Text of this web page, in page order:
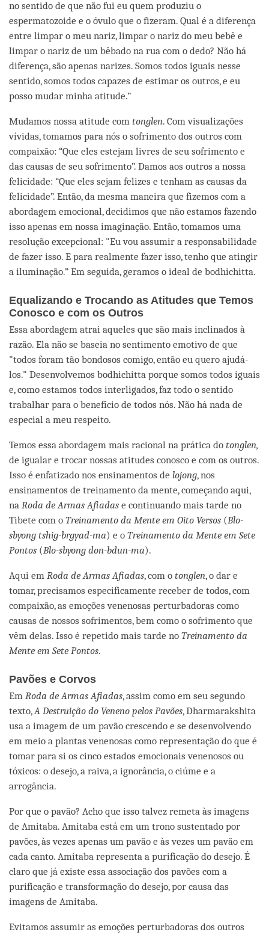
no sentido de que não fui eu quem produziu o
espermatozoide e o óvulo que o fizeram. Qual é a diferença
entre limpar o meu nariz, limpar o nariz do meu bebê e
limpar o nariz de um bêbado na rua com o dedo? Não há
diferença, são apenas narizes. Somos todos iguais nesse
sentido, somos todos capazes de estimar os outros, e eu
posso mudar minha atitude.”
Mudamos nossa atitude com tonglen. Com visualizações
vívidas, tomamos para nós o sofrimento dos outros com
compaixão: “Que eles estejam livres de seu sofrimento e
das causas de seu sofrimento”. Damos aos outros a nossa
felicidade: “Que eles sejam felizes e tenham as causas da
felicidade”. Então, da mesma maneira que fizemos com a
abordagem emocional, decidimos que não estamos fazendo
isso apenas em nossa imaginação. Então, tomamos uma
resolução excepcional: "Eu vou assumir a responsabilidade
de fazer isso. E para realmente fazer isso, tenho que atingir
a iluminação.” Em seguida, geramos o ideal de bodhichitta.
Equalizando e Trocando as Atitudes que Temos
Conosco e com os Outros
Essa abordagem atrai aqueles que são mais inclinados à
razão. Ela não se baseia no sentimento emotivo de que
"todos foram tão bondosos comigo, então eu quero ajudá-
los." Desenvolvemos bodhichitta porque somos todos iguais
e, como estamos todos interligados, faz todo o sentido
trabalhar para o benefício de todos nós. Não há nada de
especial a meu respeito.
Temos essa abordagem mais racional na prática do tonglen,
de igualar e trocar nossas atitudes conosco e com os outros.
Isso é enfatizado nos ensinamentos de lojong, nos
ensinamentos de treinamento da mente, começando aqui,
na Roda de Armas Afiadas e continuando mais tarde no
Tibete com o Treinamento da Mente em Oito Versos (Blo-
sbyong tshig-brgyad-ma) e o Treinamento da Mente em Sete
Pontos (Blo-sbyong don-bdun-ma).
Aqui em Roda de Armas Afiadas, com o tonglen, o dar e
tomar, precisamos especificamente receber de todos, com
compaixão, as emoções venenosas perturbadoras como
causas de nossos sofrimentos, bem como o sofrimento que
vêm delas. Isso é repetido mais tarde no Treinamento da
Mente em Sete Pontos.
Pavões e Corvos
Em Roda de Armas Afiadas, assim como em seu segundo
texto, A Destruição do Veneno pelos Pavões, Dharmarakshita
usa a imagem de um pavão crescendo e se desenvolvendo
em meio a plantas venenosas como representação do que é
tomar para si os cinco estados emocionais venenosos ou
tóxicos: o desejo, a raiva, a ignorância, o ciúme e a
arrogância.
Por que o pavão? Acho que isso talvez remeta às imagens
de Amitaba. Amitaba está em um trono sustentado por
pavões, às vezes apenas um pavão e às vezes um pavão em
cada canto. Amitaba representa a purificação do desejo. É
claro que já existe essa associação dos pavões com a
purificação e transformação do desejo, por causa das
imagens de Amitaba.
Evitamos assumir as emoções perturbadoras dos outros